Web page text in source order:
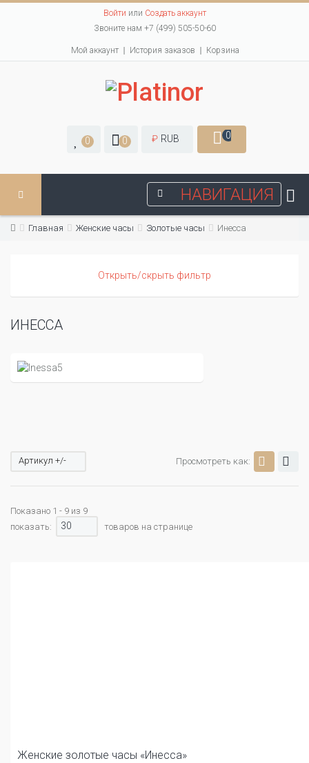
Войти или Создать аккаунт
Звоните нам +7 (499) 505-50-60
Мой аккаунт История заказов Корзина
0 0 ₽ RUB 0
НАВИГАЦИЯ
Главная Женские часы Золотые часы Инесса
Открыть/скрыть фильтр
ИНЕССА
Просмотреть как:
Артикул +/-
Показано 1 - 9 из 9
показать:
30 товаров на странице
Женские золотые часы «Инесса»